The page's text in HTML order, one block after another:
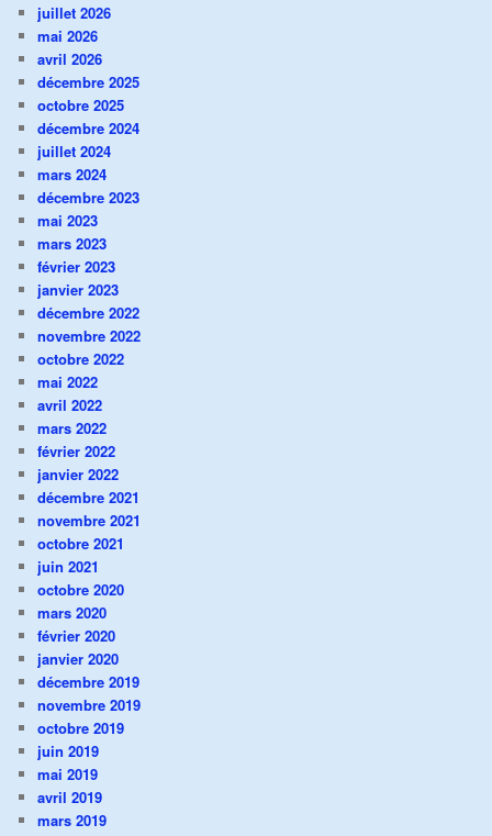
juillet 2026
mai 2026
avril 2026
décembre 2025
octobre 2025
décembre 2024
juillet 2024
mars 2024
décembre 2023
mai 2023
mars 2023
février 2023
janvier 2023
décembre 2022
novembre 2022
octobre 2022
mai 2022
avril 2022
mars 2022
février 2022
janvier 2022
décembre 2021
novembre 2021
octobre 2021
juin 2021
octobre 2020
mars 2020
février 2020
janvier 2020
décembre 2019
novembre 2019
octobre 2019
juin 2019
mai 2019
avril 2019
mars 2019